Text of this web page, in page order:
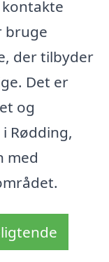
bruge
der tilbyder
Det er
og
Rødding,
med